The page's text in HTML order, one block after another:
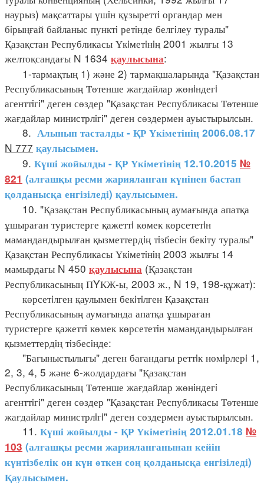
наурыз) мақсаттары үшiн құзыреттi органдар мен
бiрыңғай байланыс пунктi ретiнде белгiлеу туралы"
Қазақстан Республикасы Үкiметiнiң 2001 жылғы 13
желтоқсандағы N 1634 қаулысына:
1-тармақтың 1) және 2) тармақшаларында "Қазақстан
Республикасының Төтенше жағдайлар жөнiндегi
агенттiгi" деген сөздер "Қазақстан Республикасы Төтенше
жағдайлар министрлiгi" деген сөздермен ауыстырылсын.
8. Алынып тасталды - ҚР Үкіметінің 2006.08.17
N 777 қаулысымен.
9. Күші жойылды - ҚР Үкіметінің 12.10.2015 №
821 (алғашқы ресми жарияланған күнінен бастап
қолданысқа енгізіледі) қаулысымен.
10. "Қазақстан Республикасының аумағында апатқа
ұшыраған туристерге қажеттi көмек көрсететiн
мамандандырылған қызметтердiң тiзбесiн бекiту туралы"
Қазақстан Республикасы Үкiметiнiң 2003 жылғы 14
мамырдағы N 450 қаулысына (Қазақстан
Республикасының ПYКЖ-ы, 2003 ж., N 19, 198-құжат):
көрсетiлген қаулымен бекiтiлген Қазақстан
Республикасының аумағында апатқа ұшыраған
туристерге қажеттi көмек көрсететiн мамандандырылған
қызметтердiң тiзбесiнде:
"Бағыныстылығы" деген бағандағы реттiк нөмiрлерi 1,
2, 3, 4, 5 және 6-жолдардағы "Қазақстан
Республикасының Төтенше жағдайлар жөнiндегi
агенттiгi" деген сөздер "Қазақстан Республикасы Төтенше
жағдайлар министрлiгi" деген сөздермен ауыстырылсын.
11. Күші жойылды - ҚР Үкіметінің 2012.01.18 №
103 (алғашқы ресми жарияланғанынан кейін
күнтізбелік он күн өткен соң қолданысқа енгізіледі)
Қаулысымен.